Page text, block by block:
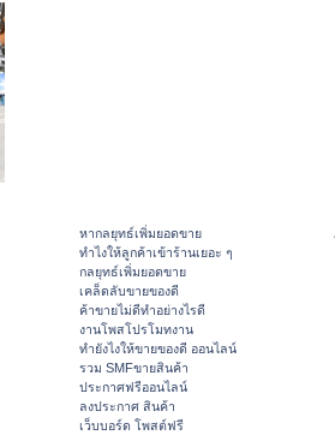
หากลยุทธ์เพิ่มยอดขาย
ทําไงให้ลูกค้าเข้าร้านเยอะ ๆ
กลยุทธ์เพิ่มยอดขาย
เคล็ดลับขายของดี
ค้าขายไม่ดีทำอย่างไรดี
งานโพสโปรโมทงาน
ทํายังไงให้ขายของดี ออนไลน์
รวม SMFขายสินค้า
ประกาศฟรีออนไลน์
ลงประกาศ สินค้า
เว็บบอร์ด โพสต์ฟรี